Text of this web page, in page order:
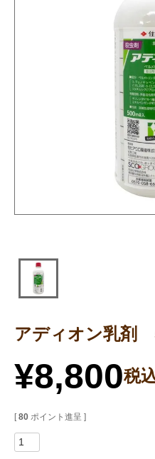
アディオン乳剤
¥8,800税
[ 80 ポイント進呈 ]